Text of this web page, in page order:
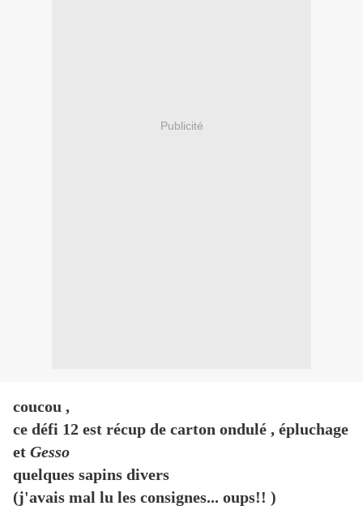
Publicité
coucou ,
ce défi 12 est récup de carton ondulé , épluchage
et Gesso
quelques sapins divers
(j'avais mal lu les consignes... oups!! )